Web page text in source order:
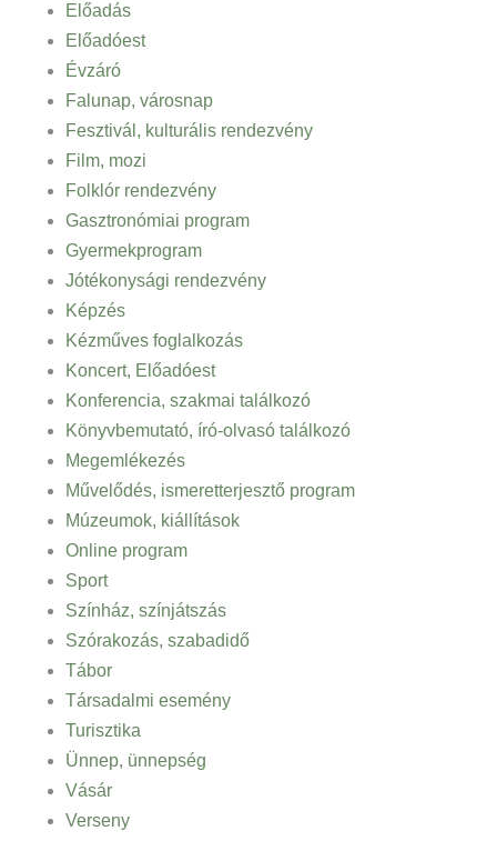
Előadás
Előadóest
Évzáró
Falunap, városnap
Fesztivál, kulturális rendezvény
Film, mozi
Folklór rendezvény
Gasztronómiai program
Gyermekprogram
Jótékonysági rendezvény
Képzés
Kézműves foglalkozás
Koncert, Előadóest
Konferencia, szakmai találkozó
Könyvbemutató, író-olvasó találkozó
Megemlékezés
Művelődés, ismeretterjesztő program
Múzeumok, kiállítások
Online program
Sport
Színház, színjátszás
Szórakozás, szabadidő
Tábor
Társadalmi esemény
Turisztika
Ünnep, ünnepség
Vásár
Verseny